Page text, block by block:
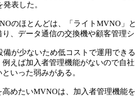
表した。
のほとんどは、「ライトMVNO」
、データ通信の交換機や顧客管理
が少ないため低コストで運用でき
えば加入者管理機能がないので自
いった弱みがある。
めたいMVNOは、加入者管理機能